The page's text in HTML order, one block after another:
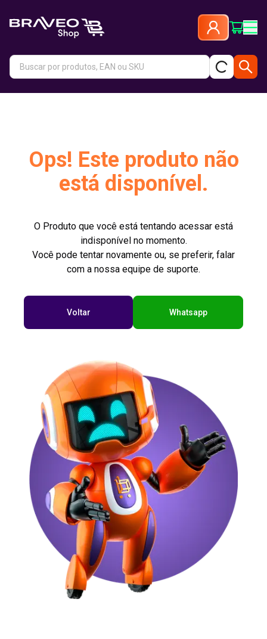
Ops! Este produto não
está disponível.
O Produto que você está tentando acessar está
indisponível no momento.
Você pode tentar novamente ou, se preferir, falar
com a nossa equipe de suporte.
Voltar Whatsapp